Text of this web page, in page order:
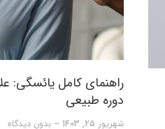
راهنمای کامل یائسگی:
دوره طبیعی
شهریور 25, 1403 بدون دیدگاه